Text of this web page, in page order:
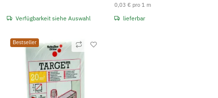
Verfügbarkeit siehe Auswahl
0,03 € pro 1 m
lieferbar
Bestseller